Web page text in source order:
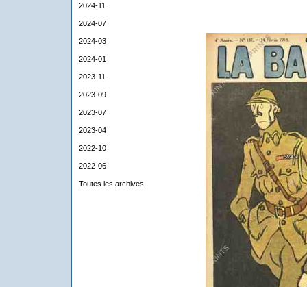
2024-11
2024-07
2024-03
2024-01
2023-11
2023-09
2023-07
2023-04
2022-10
2022-06
Toutes les archives